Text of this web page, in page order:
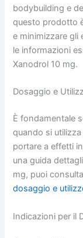
bodybuilding e
questo prodotto
e minimizzare gli
le informazioni
Xanodrol 10 mg.
Dosaggio e
È fondamentale
quando si
portare a effetti
una guida
mg, puoi
dosaggio e
Indicazioni per il